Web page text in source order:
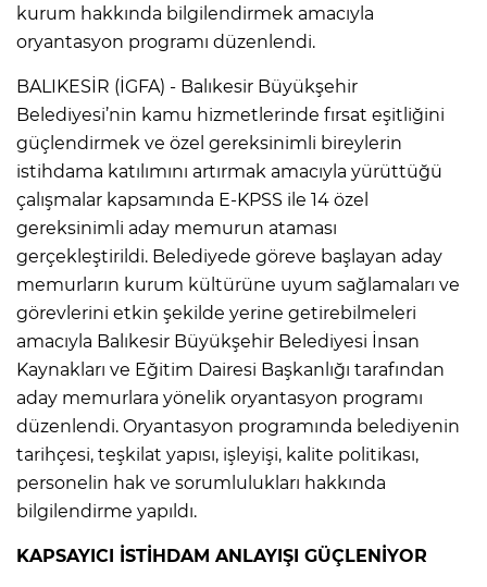
kurum hakkında bilgilendirmek amacıyla
oryantasyon programı düzenlendi.
BALIKESİR (İGFA) - Balıkesir Büyükşehir
Belediyesi’nin kamu hizmetlerinde fırsat eşitliğini
güçlendirmek ve özel gereksinimli bireylerin
istihdama katılımını artırmak amacıyla yürüttüğü
çalışmalar kapsamında E-KPSS ile 14 özel
gereksinimli aday memurun ataması
gerçekleştirildi. Belediyede göreve başlayan aday
memurların kurum kültürüne uyum sağlamaları ve
görevlerini etkin şekilde yerine getirebilmeleri
amacıyla Balıkesir Büyükşehir Belediyesi İnsan
Kaynakları ve Eğitim Dairesi Başkanlığı tarafından
aday memurlara yönelik oryantasyon programı
düzenlendi. Oryantasyon programında belediyenin
tarihçesi, teşkilat yapısı, işleyişi, kalite politikası,
personelin hak ve sorumlulukları hakkında
bilgilendirme yapıldı.
KAPSAYICI İSTİHDAM ANLAYIŞI GÜÇLENİYOR